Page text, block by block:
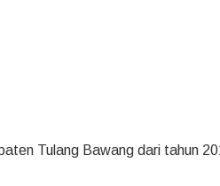
Tulang Bawang dari tahun